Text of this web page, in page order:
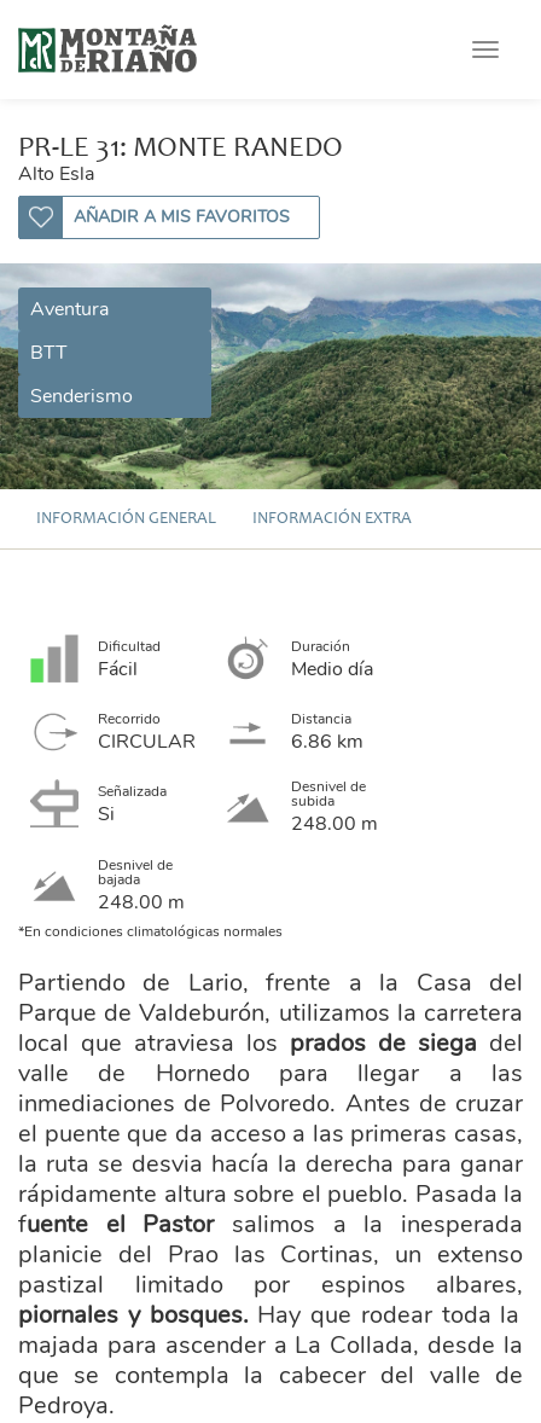
Toggle
PR-LE 31: MONTE RANEDO
Alto Esla
AÑADIR A MIS FAVORITOS
Aventura
BTT
Senderismo
INFORMACIÓN GENERAL INFORMACIÓN EXTRA
Dificultad
Fácil
Duración
Medio día
Recorrido
CIRCULAR
Distancia
6.86 km
Señalizada
Si
Desnivel de
subida
248.00 m
Desnivel de
bajada
248.00 m
*En condiciones climatológicas normales
Partiendo de Lario, frente a la Casa del
Parque de Valdeburón, utilizamos la carretera
local que atraviesa los prados de siega del
valle de Hornedo para llegar a las
inmediaciones de Polvoredo. Antes de cruzar
el puente que da acceso a las primeras casas,
la ruta se desvia hacía la derecha para ganar
rápidamente altura sobre el pueblo. Pasada la
fuente el Pastorsalimos a la inesperada
planicie del Prao las Cortinas, un extenso
pastizal limitado por espinos albares,
piornales y bosques.Hay que rodear toda la
majada para ascender a La Collada, desde la
que se contempla la cabecer del valle de
Pedroya.